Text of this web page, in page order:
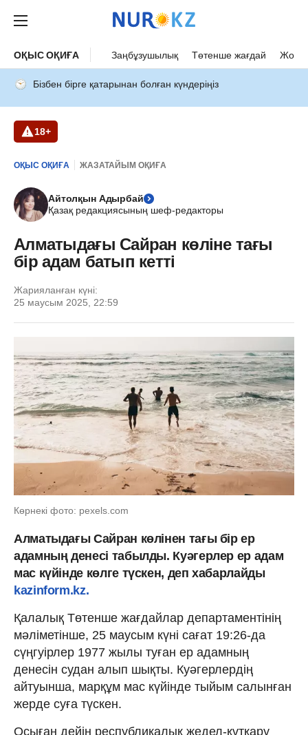
ОҚЫС ОҚИҒА Заңбұзушылық Төтенше жағдай Жол
Бізбен бірге қатарынан болған күндеріңіз
18+
ОҚЫС ОҚИҒА ЖАЗАТАЙЫМ ОҚИҒА
Айтолқын Адырбай
Қазақ редакциясының шеф-редакторы
Алматыдағы Сайран көліне тағы
бір адам батып кетті
Жарияланған күні:
25 маусым 2025, 22:59
Көрнекі фото: pexels.com
Алматыдағы Сайран көлінен тағы бір ер
адамның денесі табылды. Куәгерлер ер адам
мас күйінде көлге түскен, деп хабарлайды
kazinform.kz.
Қалалық Төтенше жағдайлар департаментінің
мәліметінше, 25 маусым күні сағат 19:26-да
сүңгуірлер 1977 жылы туған ер адамның
денесін судан алып шықты. Куәгерлердің
айтуынша, марқұм мас күйінде тыйым салынған
жерде суға түскен.
Осыған дейін республикалық жедел-құтқару